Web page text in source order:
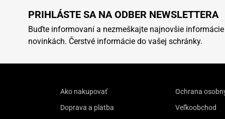
PRIHLÁSTE SA NA ODBER NEWSLETTERA
Buďte informovaní a nezmeškajte najnovšie
novinkách. Čerstvé informácie do vašej schránky.
Ako nakupovať
Doprava a platba
Ochrana
Veľkoobchod